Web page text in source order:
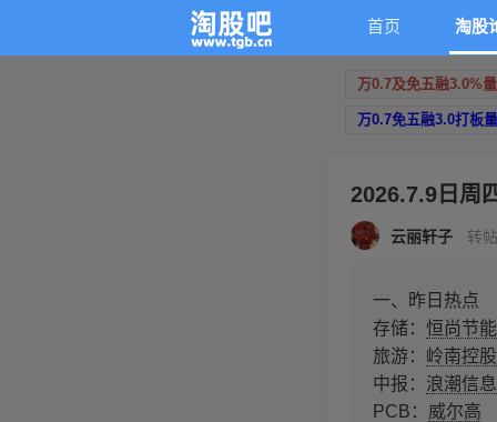
首页 淘股
万0.7及免五融3.0%
万0.7免五融3.0打板
2026.7.9日周
云丽轩子 转
一、昨日热点
存储： 恒尚节能
旅游： 岭南控股
中报： 浪潮信息
PCB： 威尔高